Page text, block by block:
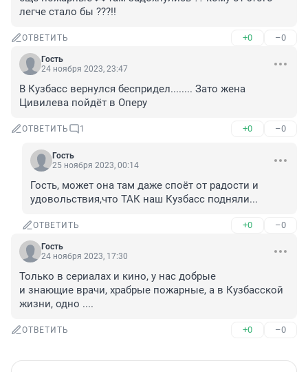
легче стало бы ???!!
ОТВЕТИТЬ +0 –0
Гость
24 ноября 2023, 23:47
В Кузбасс вернулся беспридел........ Зато жена
Цивилева пойдёт в Оперу
ОТВЕТИТЬ 1 +0 –0
Гость
25 ноября 2023, 00:14
Гость, может она там даже споёт от радости и
удовольствия,что ТАК наш Кузбасс подняли...
ОТВЕТИТЬ +0 –0
Гость
24 ноября 2023, 17:30
Только в сериалах и кино, у нас добрые
и знающие врачи, храбрые пожарные, а в Кузбасской
жизни, одно ....
ОТВЕТИТЬ +0 –0